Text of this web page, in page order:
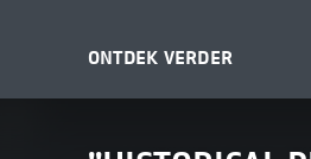
ONTDEK VERDER